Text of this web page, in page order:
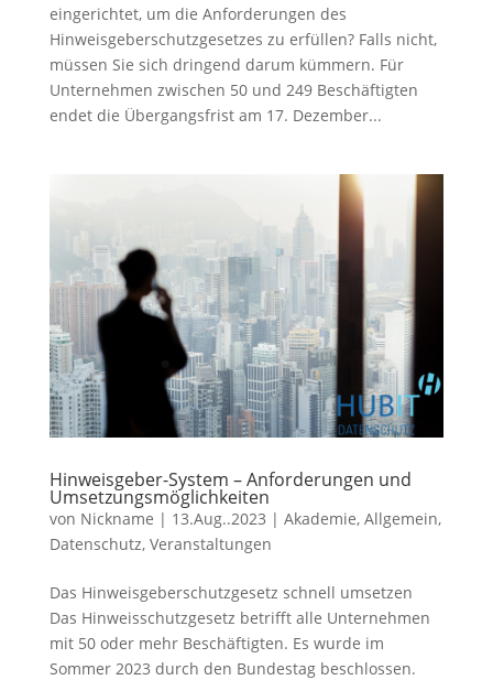
eingerichtet, um die Anforderungen des
Hinweisgeberschutzgesetzes zu erfüllen? Falls nicht,
müssen Sie sich dringend darum kümmern. Für
Unternehmen zwischen 50 und 249 Beschäftigten
endet die Übergangsfrist am 17. Dezember...
Hinweisgeber-System – Anforderungen und
Umsetzungsmöglichkeiten
von Nickname | 13.Aug..2023 | Akademie, Allgemein,
Datenschutz, Veranstaltungen
Das Hinweisgeberschutzgesetz schnell umsetzen
Das Hinweisschutzgesetz betrifft alle Unternehmen
mit 50 oder mehr Beschäftigten. Es wurde im
Sommer 2023 durch den Bundestag beschlossen.